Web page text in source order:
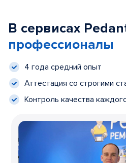
В сервисах
профессионалы
4 года средний опыт
Аттестация со строгими
Контроль качества